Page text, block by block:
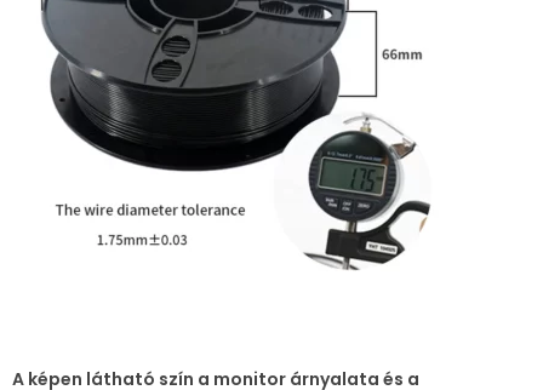
A képen látható szín a monitor árnyalata és a